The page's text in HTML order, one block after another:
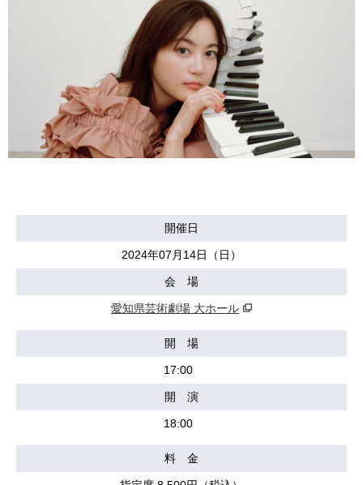
開催日
2024年07月14日（日）
会 場
愛知県芸術劇場 大ホール
開 場
17:00
開 演
18:00
料 金